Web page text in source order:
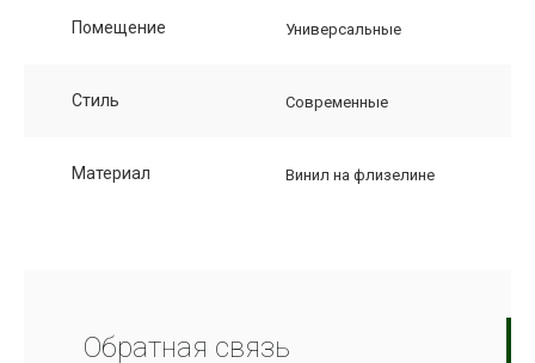
Помещение Универсальные
Стиль Современные
Материал Винил на флизелине
Обратная связь